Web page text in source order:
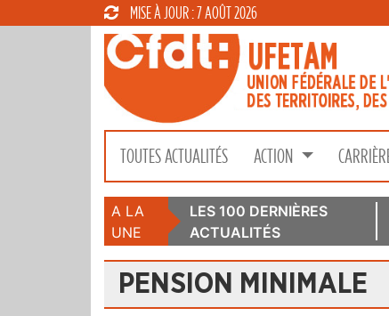
MISE À JOUR : 7 AOÛT 2026
TOUTES ACTUALITÉS ACTION
A LA
UNE
LES 100 DERNIÈRES
ACTUALITÉS
PENSION MINIMALE